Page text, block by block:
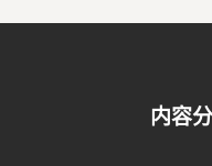
内容